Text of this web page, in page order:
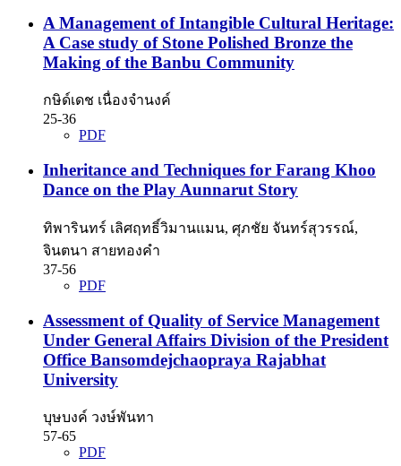
A Management of Intangible Cultural Heritage:
A Case study of Stone Polished Bronze the
Making of the Banbu Community
กษิด์เดช เนื่องจำนงค์
25-36
PDF
Inheritance and Techniques for Farang Khoo
Dance on the Play Aunnarut Story
ทิพารินทร์ เลิศฤทธิ์วิมานแมน, ศุภชัย จันทร์สุวรรณ์,
จินตนา สายทองคำ
37-56
PDF
Assessment of Quality of Service Management
Under General Affairs Division of the President
Office Bansomdejchaopraya Rajabhat
University
บุษบงค์ วงษ์พันทา
57-65
PDF